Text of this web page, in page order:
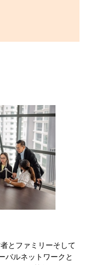
とファミリーそして
バルネットワークと